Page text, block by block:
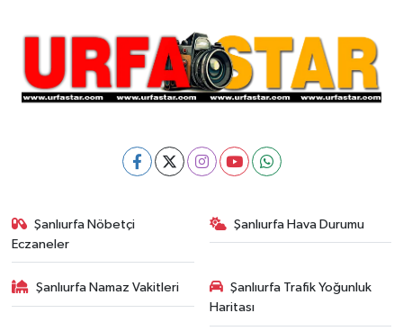
Şanlıurfa Nöbetçi
Eczaneler
Şanlıurfa Hava Durumu
Şanlıurfa Namaz Vakitleri
Şanlıurfa Trafik Yoğunluk
Haritası